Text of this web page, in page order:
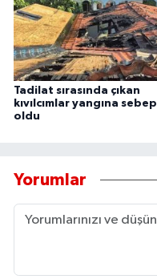
Tadilat sırasında çıkan
kıvılcımlar yangına sebep
oldu
Yorumlar